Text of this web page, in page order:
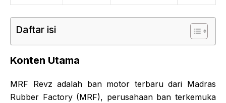
Daftar isi
Konten Utama
MRF Revz adalah ban motor terbaru dari Madras
Rubber Factory (MRF), perusahaan ban terkemuka